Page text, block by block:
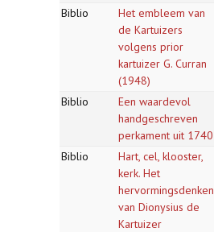
Biblio
Het embleem van
de Kartuizers
volgens prior
kartuizer G. Curran
(1948)
Biblio
Een waardevol
handgeschreven
perkament uit 1740
Biblio
Hart, cel, klooster,
kerk. Het
hervormingsdenken
van Dionysius de
Kartuizer